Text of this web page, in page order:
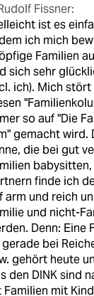
Fissner:
ist es
ich mich
Familien
sich sehr
ich). Mich stört
so auf "Die
gemacht wird.
die bei gut
finde ich
arm und reich
und nicht-
Denn: Eine
bei
gehört heute
den DINK sind
Familien mit